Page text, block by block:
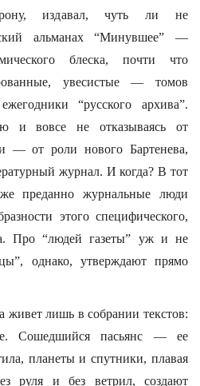
издавал, чуть ли не
альманах “Минувшее” —
блеска, почти что
увесистые — томов
“русского архива”.
и вовсе не отказываясь от
— от роли нового Бартенева,
журнал. И когда? В тот
преданно журнальные люди
этого специфического,
Про “людей газеты” уж и не
однако, утверждают прямо
живет лишь в собрании текстов:
Сошедшийся пасьянс — ее
планеты и спутники, плавая
руля и без ветрил, создают